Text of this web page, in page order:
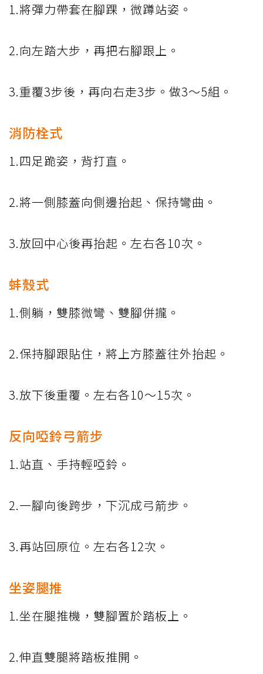
1.將彈力帶套在腳踝，微蹲站姿。
2.向左踏大步，再把右腳跟上。
3.重覆3步後，再向右走3步。做3～5組。
消防栓式
1.四足跪姿，背打直。
2.將一側膝蓋向側邊抬起、保持彎曲。
3.放回中心後再抬起。左右各10次。
蚌殼式
1.側躺，雙膝微彎、雙腳併攏。
2.保持腳跟貼住，將上方膝蓋往外抬起。
3.放下後重覆。左右各10～15次。
反向啞鈴弓箭步
1.站直、手持輕啞鈴。
2.一腳向後跨步，下沉成弓箭步。
3.再站回原位。左右各12次。
坐姿腿推
1.坐在腿推機，雙腳置於踏板上。
2.伸直雙腿將踏板推開。